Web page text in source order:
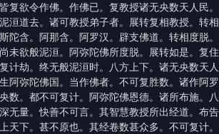
复欲令作佛。作佛已。复教授诸无央数天人民。
洹道去。诸可教授弟子者。展转复相教授。转相
陀含。阿那含。阿罗汉。辟支佛道。转相度脱。
未欲般泥洹。阿弥陀佛所度脱。展转如是。复住
计劫。终无般泥洹时。八方上下。诸无央数天人
阿弥陀佛国。当作佛者。不可复胜数。诸作阿罗
数。都不可复计。阿弥陀佛恩德。诸所布施。八
无量。快善不可言。其智慧教授所出经道。布告
天下。甚不原也。其经卷数甚众多。不可复计。